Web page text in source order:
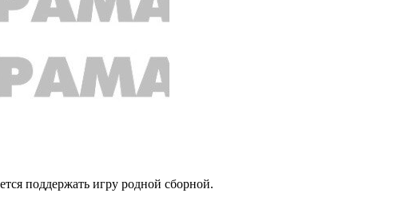
поддержать игру родной сборной.